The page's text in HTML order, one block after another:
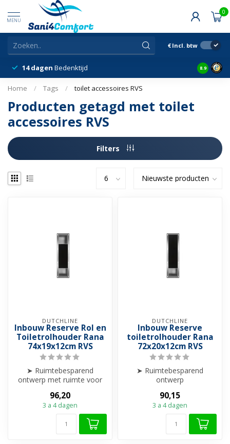
MENU
0
€ Incl. btw
14 dagen Bedenktijd Snelle
8.9
Home / Tags / toilet accessoires RVS
Producten getagd met toilet
accessoires RVS
Filters
DUTCHLINE
Inbouw Reserve Rol en
Toiletrolhouder Rana
74x19x12cm RVS
➤ Ruimtebesparend
ontwerp met ruimte voor
reserverolhouder
➤ Hygië...
96,20
3 a 4 dagen
DUTCHLINE
Inbouw Reserve
toiletrolhouder Rana
72x20x12cm RVS
➤ Ruimtebesparend
ontwerp
droog en schoon
➤ Verbe...
90,15
3 a 4 dagen